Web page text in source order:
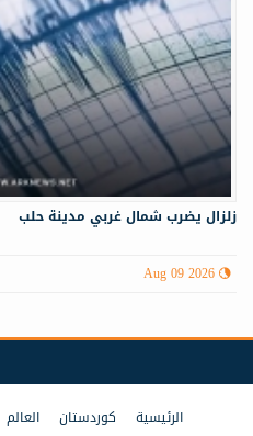
زلزال يضرب شمال غربي ‏مدينة حلب
Aug 09 2026
الرئيسية كوردستان العالم